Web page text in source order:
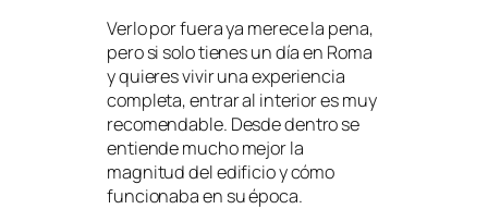
Verlo por fuera ya merece la pena,
pero si solo tienes un día en Roma
y quieres vivir una experiencia
completa, entrar al interior es muy
recomendable. Desde dentro se
entiende mucho mejor la
magnitud del edificio y cómo
funcionaba en su época.